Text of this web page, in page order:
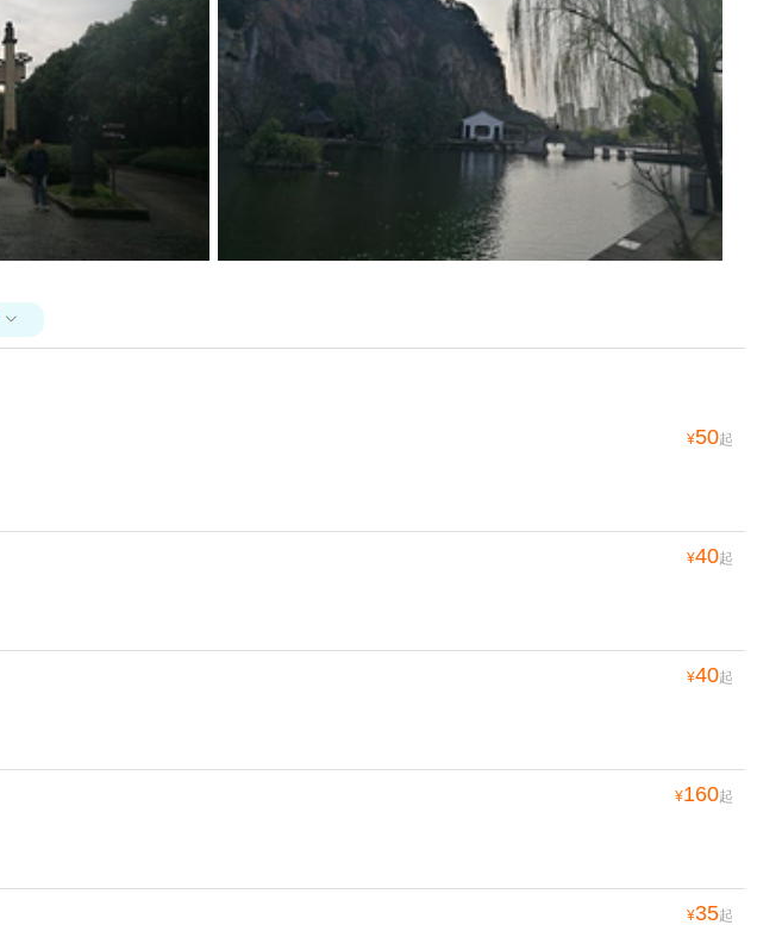

¥50起
¥40起
¥40起
¥160起
¥35起